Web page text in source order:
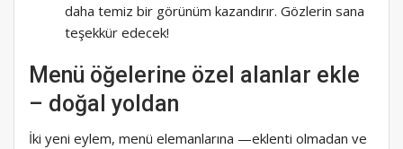
daha temiz bir görünüm kazandırır. Gözlerin sana
teşekkür edecek!
Menü öğelerine özel alanlar ekle
– doğal yoldan
İki yeni eylem, menü elemanlarına —eklenti olmadan ve